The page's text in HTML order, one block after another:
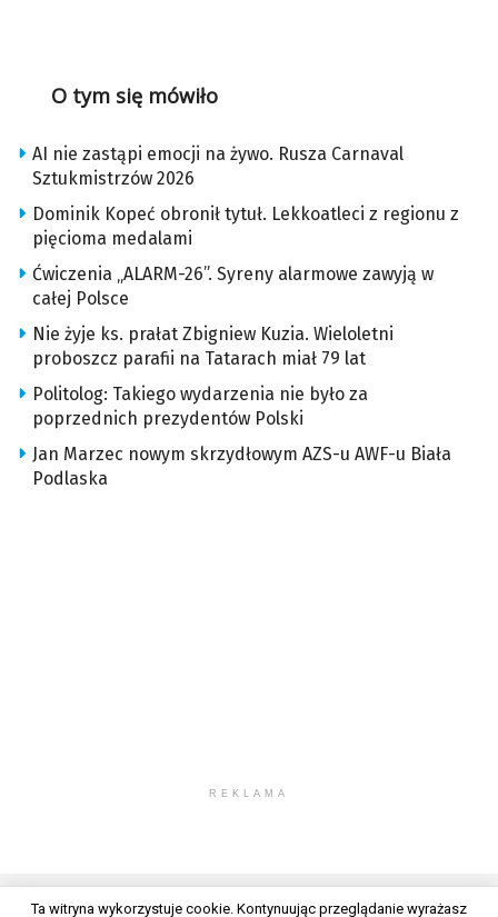
O tym się mówiło
AI nie zastąpi emocji na żywo. Rusza Carnaval
Sztukmistrzów 2026
Dominik Kopeć obronił tytuł. Lekkoatleci z regionu z
pięcioma medalami
Ćwiczenia „ALARM-26”. Syreny alarmowe zawyją w
całej Polsce
Nie żyje ks. prałat Zbigniew Kuzia. Wieloletni
proboszcz parafii na Tatarach miał 79 lat
Politolog: Takiego wydarzenia nie było za
poprzednich prezydentów Polski
Jan Marzec nowym skrzydłowym AZS-u AWF-u Biała
Podlaska
REKLAMA
Ta witryna wykorzystuje cookie. Kontynuując przeglądanie wyrażasz